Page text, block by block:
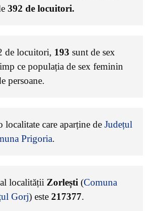
392 de locuitori.
de locuitori, 193 sunt de sex
ce populația de sex feminin
persoane.
localitate care aparține de Județul
Prigoria.
localității Zorlești (Comuna
Gorj) este 217377.